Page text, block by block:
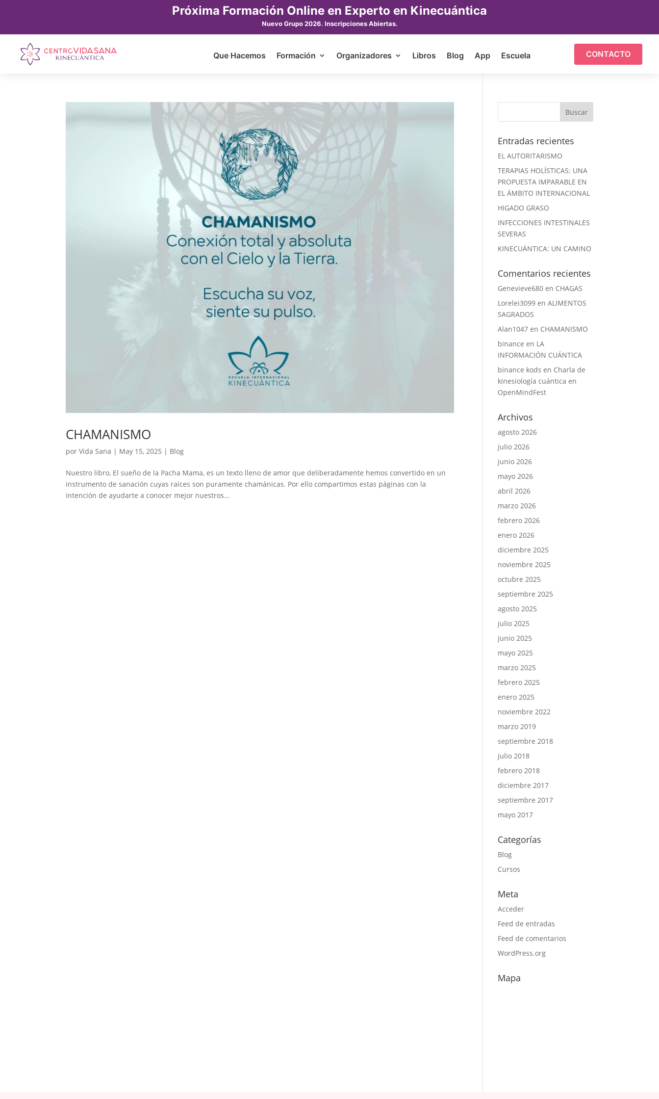
Próxima Formación Online en Experto en Kinecuántica
Nuevo Grupo 2026. Inscripciones Abiertas.
Que Hacemos Formación Organizadores Libros Blog App Escuela CONTACTO
CHAMANISMO
porVida Sana | May 15, 2025 | Blog
Nuestro libro, El sueño de la Pacha Mama, es un texto lleno de amor que deliberadamente hemos convertido en un
instrumento de sanación cuyas raíces son puramente chamánicas. Por ello compartimos estas páginas con la
intención de ayudarte a conocer mejor nuestros...
Entradas recientes
EL AUTORITARISMO
TERAPIAS HOLÍSTICAS: UNA
PROPUESTA IMPARABLE EN
EL ÁMBITO INTERNACIONAL
HIGADO GRASO
INFECCIONES INTESTINALES
SEVERAS
KINECUÁNTICA: UN CAMINO
Comentarios recientes
Genevieve680 en CHAGAS
Lorelei3099 enALIMENTOS
SAGRADOS
Alan1047 en CHAMANISMO
binance en LA
INFORMACIÓN CUÁNTICA
binance kods en Charla de
kinesiología cuántica en
OpenMindFest
Archivos
agosto 2026
julio 2026
junio 2026
mayo 2026
abril 2026
marzo 2026
febrero 2026
enero 2026
diciembre 2025
noviembre 2025
octubre 2025
septiembre 2025
agosto 2025
julio 2025
junio 2025
mayo 2025
marzo 2025
febrero 2025
enero 2025
noviembre 2022
marzo 2019
septiembre 2018
julio 2018
febrero 2018
diciembre 2017
septiembre 2017
mayo 2017
Categorías
Blog
Cursos
Meta
Acceder
Feed de entradas
Feed de comentarios
WordPress.org
Mapa